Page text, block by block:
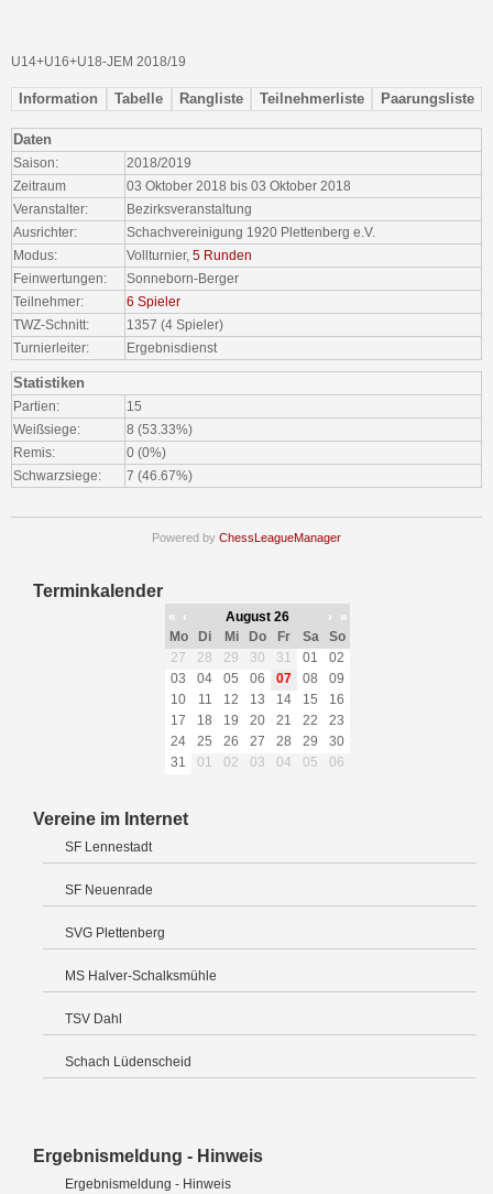
U14+U16+U18-JEM 2018/19
Information Tabelle Rangliste Teilnehmerliste Paarungsliste
Daten
Saison:
2018/2019
Zeitraum
03 Oktober 2018 bis 03 Oktober 2018
Veranstalter:
Bezirksveranstaltung
Ausrichter:
Schachvereinigung 1920 Plettenberg e.V.
Modus:
Vollturnier,5 Runden
Feinwertungen:
Sonneborn-Berger
Teilnehmer:
6 Spieler
TWZ-Schnitt:
1357 (4 Spieler)
Turnierleiter:
Ergebnisdienst
Statistiken
Partien:
15
Weißsiege:
8 (53.33%)
Remis:
0 (0%)
Schwarzsiege:
7 (46.67%)
Powered by ChessLeagueManager
Terminkalender
« ‹ August 26 ›
»
Mo
Di Mi Do Fr Sa
So
27
28 29 30 31 01
02
03
04 05 06 07 08
09
10
11 12 13 14 15
16
17
18 19 20 21 22
23
24
25 26 27 28 29
30
31
01 02 03 04 05 06
Vereine im Internet
SF Lennestadt
SF Neuenrade
SVG Plettenberg
MS Halver-Schalksmühle
TSV Dahl
Schach Lüdenscheid
Ergebnismeldung - Hinweis
Ergebnismeldung - Hinweis